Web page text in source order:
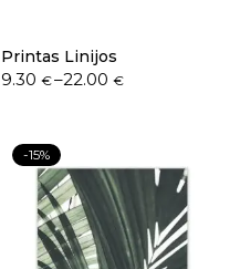
Printas Linijos
9.30 €–22.00 €
-15%